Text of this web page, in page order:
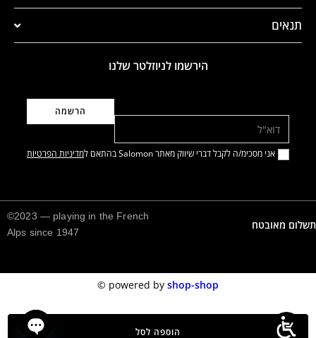
הוספה לסל
תנאים
הירשמו לניוזלטר שלנו
אני מסכימ/ה לקבל דברי שיווק מאתר Salomon בהתאם ל מדיניות הפרטיות
תשלום מאובטח
©2023 — playing in the French
Alps since 1947
powered by shop-shop
©️